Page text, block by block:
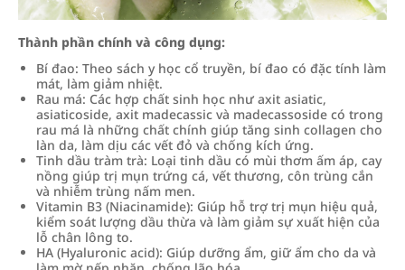
Thành phần chính và công dụng:
Bí đao: Theo sách y học cổ truyền, bí đao có đặc tính làm
mát, làm giảm nhiệt.
Rau má: Các hợp chất sinh học như axit asiatic,
asiaticoside, axit madecassic và madecassoside có trong
rau má là những chất chính giúp tăng sinh collagen cho
làn da, làm dịu các vết đỏ và chống kích ứng.
Tinh dầu tràm trà: Loại tinh dầu có mùi thơm ấm áp, cay
nồng giúp trị mụn trứng cá, vết thương, côn trùng cắn
và nhiễm trùng nấm men.
Vitamin B3 (Niacinamide): Giúp hỗ trợ trị mụn hiệu quả,
kiểm soát lượng dầu thừa và làm giảm sự xuất hiện của
lỗ chân lông to.
HA (Hyaluronic acid): Giúp dưỡng ẩm, giữ ẩm cho da và